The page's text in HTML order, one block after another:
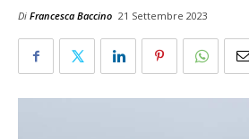
Di Francesca Baccino 21 Settembre 2023